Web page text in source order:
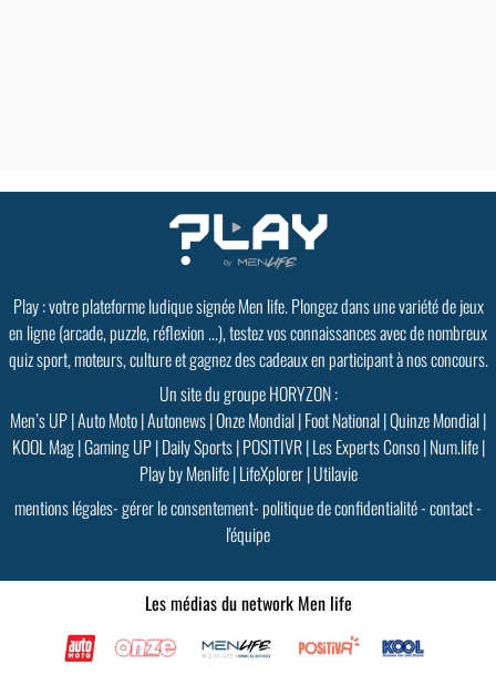
Play : votre plateforme ludique signée Men life. Plongez dans une variété de jeux
en ligne (arcade, puzzle, réflexion ...), testez vos connaissances avec de nombreux
quiz sport, moteurs, culture et gagnez des cadeaux en participant à nos concours.
Un site du groupe HORYZON :
Men’s UP|Auto Moto|Autonews|Onze Mondial|Foot National|Quinze Mondial|
KOOL Mag|Gaming UP|Daily Sports|POSITIVR|Les Experts Conso|Num.life|
Play by Menlife|LifeXplorer|Utilavie
mentions légales-gérer le consentement-politique de confidentialité-contact-
l'équipe
Les médias du network Men life